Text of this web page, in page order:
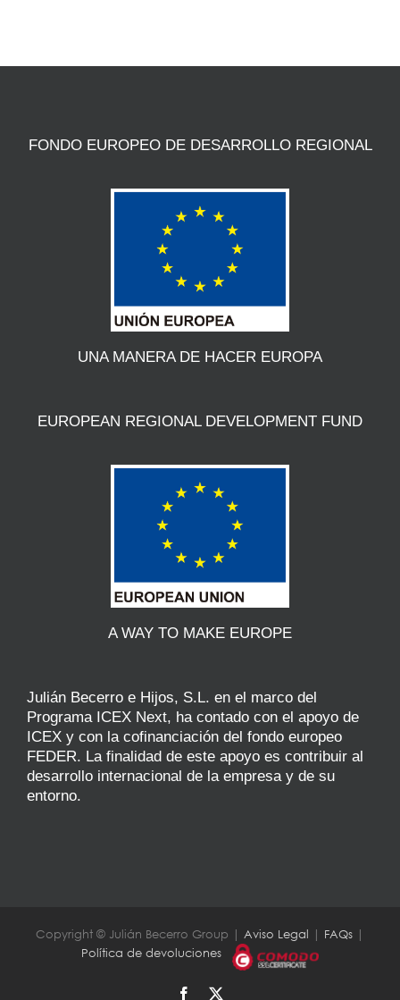
FONDO EUROPEO DE DESARROLLO REGIONAL
UNA MANERA DE HACER EUROPA
EUROPEAN REGIONAL DEVELOPMENT FUND
A WAY TO MAKE EUROPE
Julián Becerro e Hijos, S.L. en el marco del
Programa ICEX Next, ha contado con el apoyo de
ICEX y con la cofinanciación del fondo europeo
FEDER. La finalidad de este apoyo es contribuir al
desarrollo internacional de la empresa y de su
entorno.
Copyright © Julián Becerro Group | Aviso Legal | FAQs |
Política de devoluciones
Facebook